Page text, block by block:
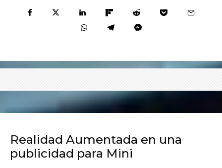
Realidad Aumentada en una
publicidad para Mini